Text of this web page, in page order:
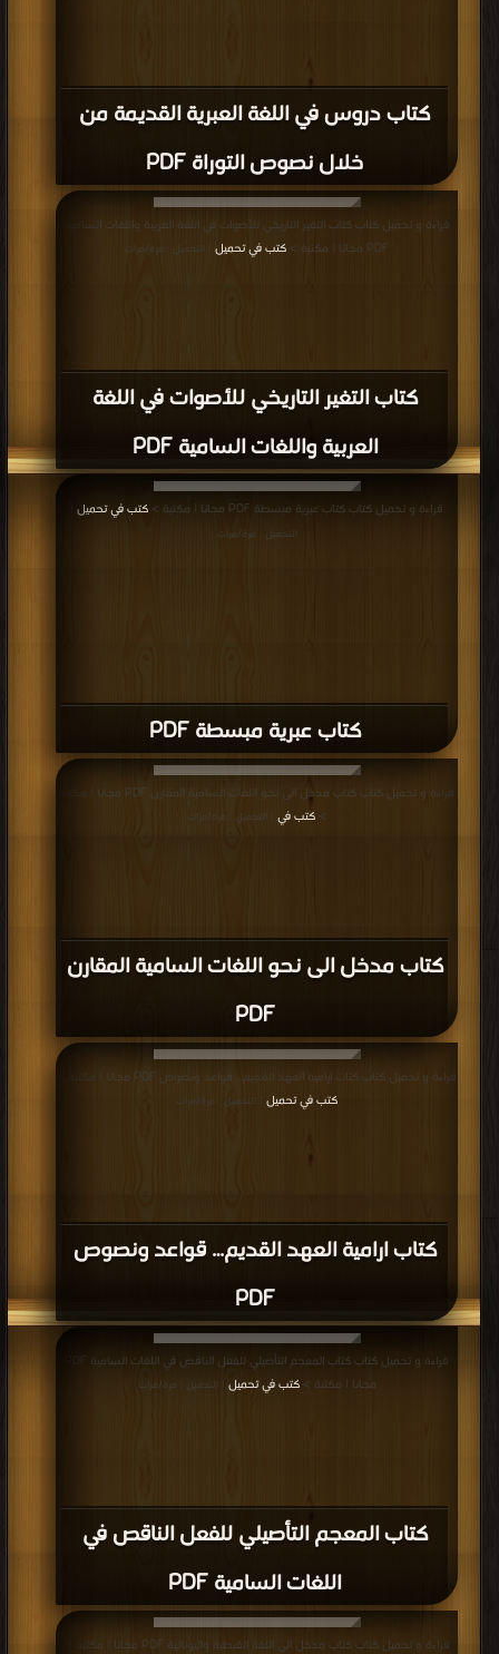
كتاب دروس في اللغة العبرية القديمة من
خلال نصوص التوراة PDF
كتاب التغير التاريخي للأصوات في اللغة
العربية واللغات السامية PDF
قراءة و تحميل كتاب كتاب التغير التاريخي للأصوات في اللغة العربية واللغات السامية
PDF مجانا | مكتبة >
كتب في تحميل | التحميل : مرة/مرات
كتاب عبرية مبسطة PDF
قراءة و تحميل كتاب كتاب عبرية مبسطة PDF مجانا | مكتبة > كتب في تحميل
التحميل : مرة/مرات
كتاب مدخل الى نحو اللغات السامية المقارن
PDF
قراءة و تحميل كتاب كتاب مدخل الى نحو اللغات السامية المقارن PDF مجانا | مكتبة
> كتب في | التحميل : مرة/مرات
كتاب ارامية العهد القديم… قواعد ونصوص
PDF
قراءة و تحميل كتاب كتاب ارامية العهد القديم… قواعد ونصوص PDF مجانا | مكتبة >
كتب في تحميل
| التحميل : مرة/مرات
كتاب المعجم التأصيلي للفعل الناقص في
اللغات السامية PDF
مجانا | مكتبة >كتب في تحميل | التحميل : مرة/مرات
قراءة و تحميل كتاب كتاب مدخل الى اللغة القبطية واليونانية PDF مجانا | مكتبة >